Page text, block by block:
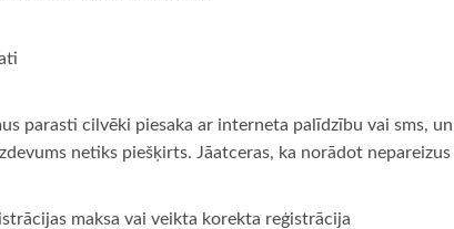
parasti cilvēki piesaka ar interneta palīdzību vai sms,
netiks piešķirts. Jāatceras, ka norādot
maksa vai veikta korekta reģistrācija